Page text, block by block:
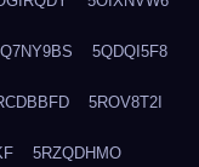
5QDQI5F8
5ROV8T2I
5RZQDHMO